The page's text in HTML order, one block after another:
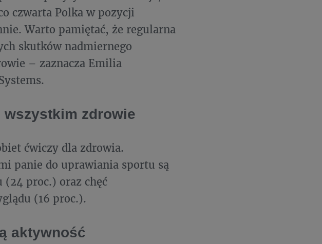
czwarta Polka w pozycji
Warto pamiętać, że regularna
skutków nadmiernego
– zaznacza Emilia
wszystkim zdrowie
ćwiczy dla zdrowia.
panie do uprawiania sportu są
(24 proc.) oraz chęć
(16 proc.).
aktywność